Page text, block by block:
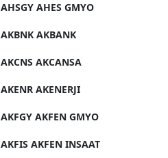
AHSGY AHES GMYO
AKBNK AKBANK
AKCNS AKCANSA
AKENR AKENERJI
AKFGY AKFEN GMYO
AKFIS AKFEN INSAAT